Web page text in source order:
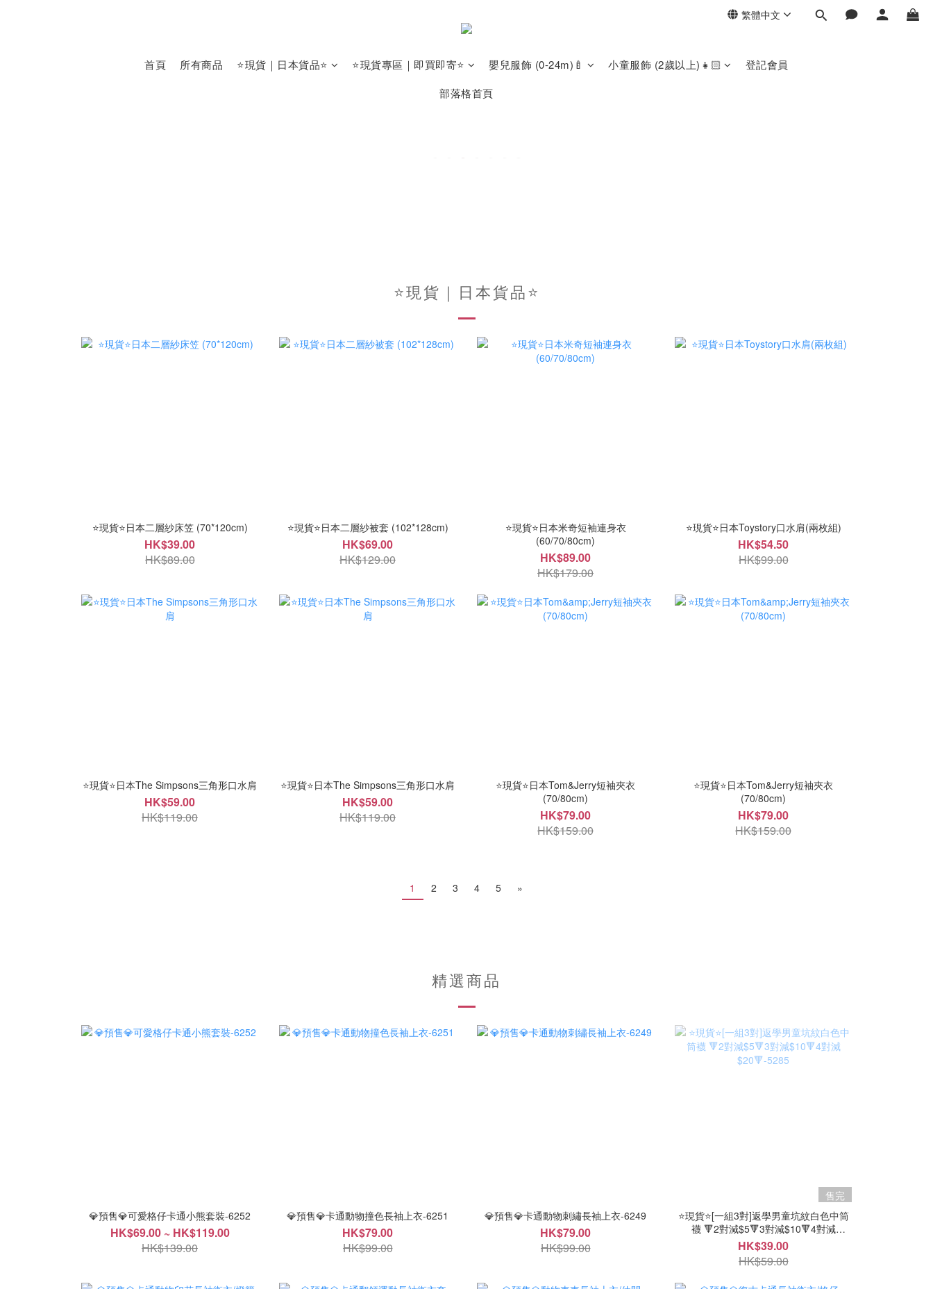
繁體中文
首頁 所有商品 ⭐現貨｜日本貨品⭐ ⭐現貨專區｜即買即寄⭐ 嬰兒服飾 (0-24m)🍼 小童服飾 (2歲以上)👧🏻
登記會員
部落格首頁
⭐現貨｜日本貨品⭐
⭐現貨⭐日本二層紗床笠 (70*120cm)
HK$39.00
HK$89.00
⭐現貨⭐日本二層紗被套 (102*128cm)
HK$69.00
HK$129.00
⭐現貨⭐日本米奇短袖連身衣
(60/70/80cm)
HK$89.00
HK$179.00
⭐現貨⭐日本Toystory口水肩(兩枚組)
HK$54.50
HK$99.00
⭐現貨⭐日本The Simpsons三角形口水肩
HK$59.00
HK$119.00
⭐現貨⭐日本The Simpsons三角形口水肩
HK$59.00
HK$119.00
⭐現貨⭐日本Tom&Jerry短袖夾衣
(70/80cm)
HK$79.00
HK$159.00
⭐現貨⭐日本Tom&Jerry短袖夾衣
(70/80cm)
HK$79.00
HK$159.00
1 2 3 4 5 »
精選商品
💎預售💎可愛格仔卡通小熊套裝-6252
HK$69.00 ~ HK$119.00
HK$139.00
💎預售💎卡通動物撞色長袖上衣-6251
HK$79.00
HK$99.00
💎預售💎卡通動物刺繡長袖上衣-6249
HK$79.00
HK$99.00
售完
⭐現貨⭐[一組3對]返學男童坑紋白色中筒
襪 🔻2對減$5🔻3對減$10🔻4對減
$20🔻-5285
HK$39.00
HK$59.00